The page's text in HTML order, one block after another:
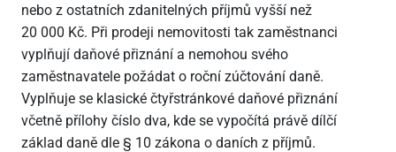
nebo z ostatních zdanitelných příjmů vyšší než
20 000 Kč. Při prodeji nemovitosti tak zaměstnanci
vyplňují daňové přiznání a nemohou svého
zaměstnavatele požádat o roční zúčtování daně.
Vyplňuje se klasické čtyřstránkové daňové přiznání
včetně přílohy číslo dva, kde se vypočítá právě dílčí
základ daně dle § 10 zákona o daních z příjmů.